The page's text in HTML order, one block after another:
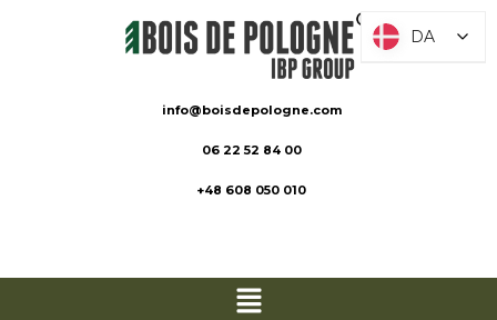
info@boisdepologne.com
06 22 52 84 00
+48 608 050 010
DA
DA